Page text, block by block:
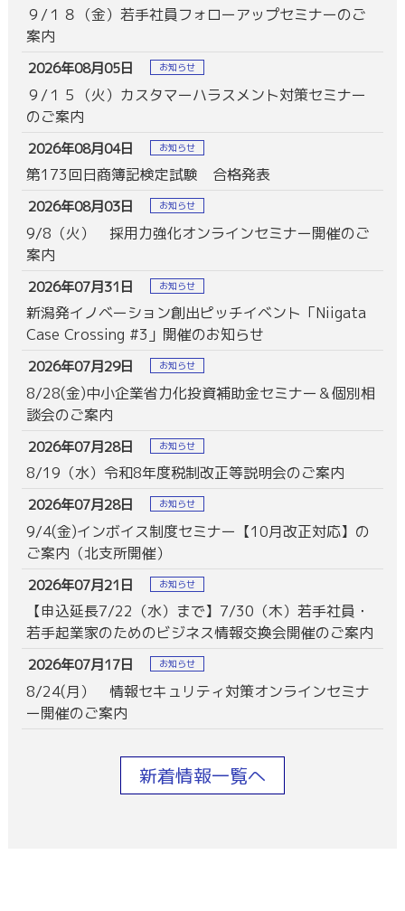
９/１８（金）若手社員フォローアップセミナーのご
案内
2026年08月05日 お知らせ
９/１５（火）カスタマーハラスメント対策セミナー
のご案内
2026年08月04日 お知らせ
第173回日商簿記検定試験 合格発表
2026年08月03日 お知らせ
9/8（火） 採用力強化オンラインセミナー開催のご
案内
2026年07月31日 お知らせ
新潟発イノベーション創出ピッチイベント「Niigata
Case Crossing #3」開催のお知らせ
2026年07月29日 お知らせ
8/28(金)中小企業省力化投資補助金セミナー＆個別相
談会のご案内
2026年07月28日 お知らせ
8/19（水）令和8年度税制改正等説明会のご案内
2026年07月28日 お知らせ
9/4(金)インボイス制度セミナー【10月改正対応】の
ご案内（北支所開催）
2026年07月21日 お知らせ
【申込延長7/22（水）まで】7/30（木）若手社員・
若手起業家のためのビジネス情報交換会開催のご案内
2026年07月17日 お知らせ
8/24(月） 情報セキュリティ対策オンラインセミナ
ー開催のご案内
新着情報一覧へ